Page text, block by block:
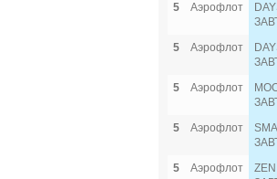
5
Аэрофлот
5
Аэрофлот
5
Аэрофлот
5
Аэрофлот
5
Аэрофлот